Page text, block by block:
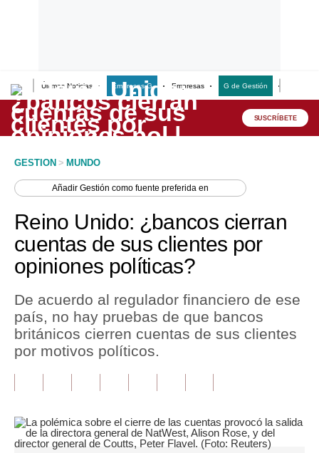
Últimas Noticias Empresas G Empresas G de Gestión
Lo último
Peru Quiosco
Economía
Mercados
Política
Finanzas Personales
Plus G
SUSCRÍBETE
GESTION > MUNDO
AñadirGestión como fuente preferida en
Reino Unido: ¿bancos cierran
cuentas de sus clientes por
opiniones políticas?
De acuerdo al regulador financiero de ese
país, no hay pruebas de que bancos
británicos cierren cuentas de sus clientes
por motivos políticos.